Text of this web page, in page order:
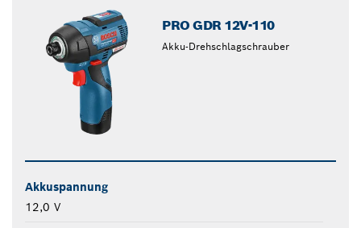
PRO GDR 12V-110
Akku-Drehschlagschrauber
Akkuspannung
12,0 V